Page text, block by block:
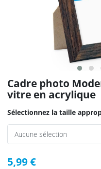
Cadre photo
vitre en acrylique
Sélectionnez la taille
5,99 €